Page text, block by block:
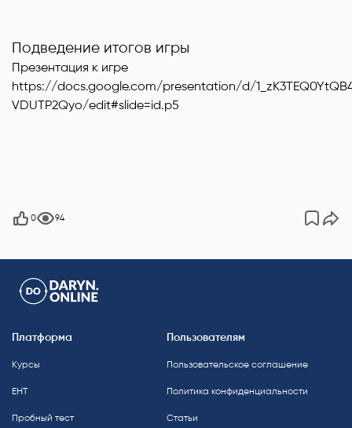
Подведение итогов игры
Презентация к игре
https://docs.google.com/presentation/d/
VDUTP2Qyo/edit#slide=id.p5
0 94
Платформа
Курсы
ЕНТ
Пробный тест
Пользователям
Пользовательское соглашение
Политика конфиденциальности
Статьи